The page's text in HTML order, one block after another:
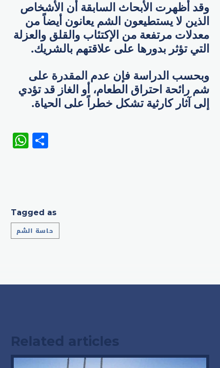
وقد أظهرت الأبحاث السابقة أن الأشخاص
الذين لا يستطيعون الشم يعانون أيضاً من
معدلات مرتفعة من الإكتئاب والقلق والعزلة
التي تؤثر بدورها على علاقتهم بالشريك.
وبحسب الدراسة فإن عدم المقدرة على
شم رائحة احتراق الطعام، أو الغاز قد تؤدي
إلى آثار كارثية تشكل خطراً على الحياة.
WhatsApp
Tagged as
حاسة الشم
Related articles